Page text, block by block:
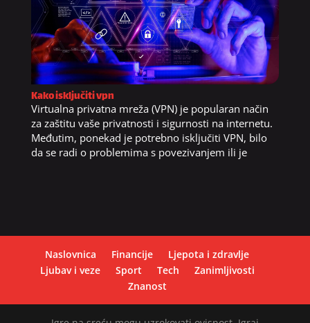
Kako isključiti vpn
Virtualna privatna mreža (VPN) je popularan način
za zaštitu vaše privatnosti i sigurnosti na internetu.
Međutim, ponekad je potrebno isključiti VPN, bilo
da se radi o problemima s povezivanjem ili je
Naslovnica Financije
Ljepota i zdravlje
Ljubav i veze
Sport Tech
Zanimljivosti
Znanost